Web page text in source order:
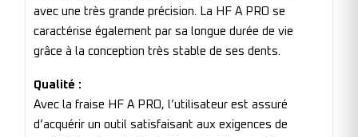
avec une très grande précision. La HF A PRO se
caractérise également par sa longue durée de vie
grâce à la conception très stable de ses dents.
Qualité :
Avec la fraise HF A PRO, l’utilisateur est assuré
d’acquérir un outil satisfaisant aux exigences de